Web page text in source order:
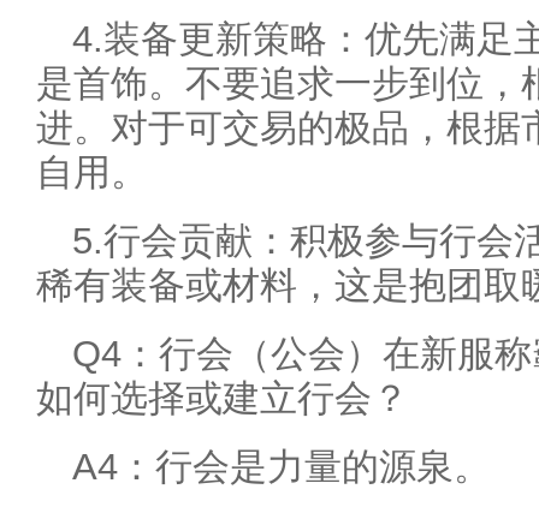
4.装备更新策略：优先满足
是首饰。不要追求一步到位，
进。对于可交易的极品，根据
自用。
5.行会贡献：积极参与行会
稀有装备或材料，这是抱团取
Q4：行会（公会）在新服
如何选择或建立行会？
A4：行会是力量的源泉。